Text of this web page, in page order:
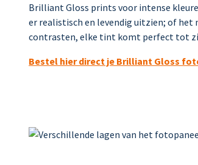
Brilliant Gloss prints voor intense
er realistisch en levendig uitzien; of het
contrasten, elke tint komt perfect tot
Bestel hier direct je Brilliant Gloss